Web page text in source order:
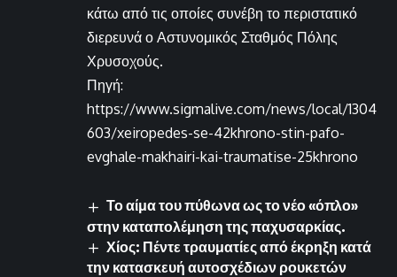
κάτω από τις οποίες συνέβη το περιστατικό
διερευνά ο Αστυνομικός Σταθμός Πόλης
Χρυσοχούς.
Πηγή:
https://www.sigmalive.com/news/local/1304
603/xeiropedes-se-42khrono-stin-pafo-
evghale-makhairi-kai-traumatise-25khrono
Το αίμα του πύθωνα ως το νέο «όπλο»
στην καταπολέμηση της παχυσαρκίας.
Χίος: Πέντε τραυματίες από έκρηξη κατά
την κατασκευή αυτοσχέδιων ρουκετών